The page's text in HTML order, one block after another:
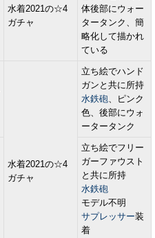
水着2021の☆4
ガチャ
体後部にウォー
タータンク、簡
略化して描かれ
ている
水着2021の☆4
ガチャ
立ち絵でハンド
ガンと共に所持
水鉄砲、ピンク
色、後部にウォ
ータータンク
立ち絵でフリー
ガーファウスト
と共に所持
水鉄砲
モデル不明
サプレッサー装
着